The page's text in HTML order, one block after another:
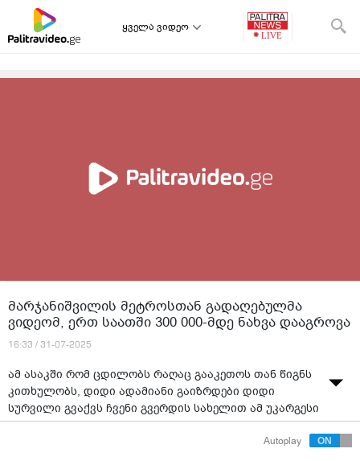
ყველა ვიდეო
მარჯანიშვილის მეტროსთან გადაღებულმა
ვიდეომ, ერთ საათში 300 000-მდე ნახვა დააგროვა
16:33 / 31-07-2025
ამ ასაკში რომ ცდილობს რაღაც გააკეთოს თან წიგნს
კითხულობს, დიდი ადამიანი გაიზრდები დიდი
სურვილი გვაქვს ჩვენი გვერდის სახელით ამ უკარგესი
ბავშვის ცხოვრება ოდნავ მაინც შევცვალოთ და
დავაორგანიზოთ მისი გახარება შევქმენით ანგარიში
Autoplay